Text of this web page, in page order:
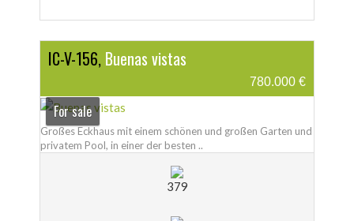
IC-V-156, Buenas vistas
780.000 €
For sale
Großes Eckhaus mit einem schönen und großen Garten und
privatem Pool, in einer der besten ..
379